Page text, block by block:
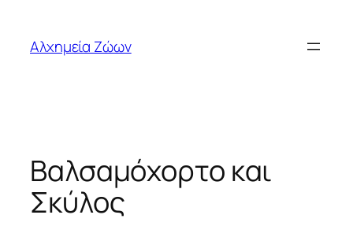
περιεχόμενο
Αλχημεία Ζώων
Βαλσαμόχορτο και
Σκύλος